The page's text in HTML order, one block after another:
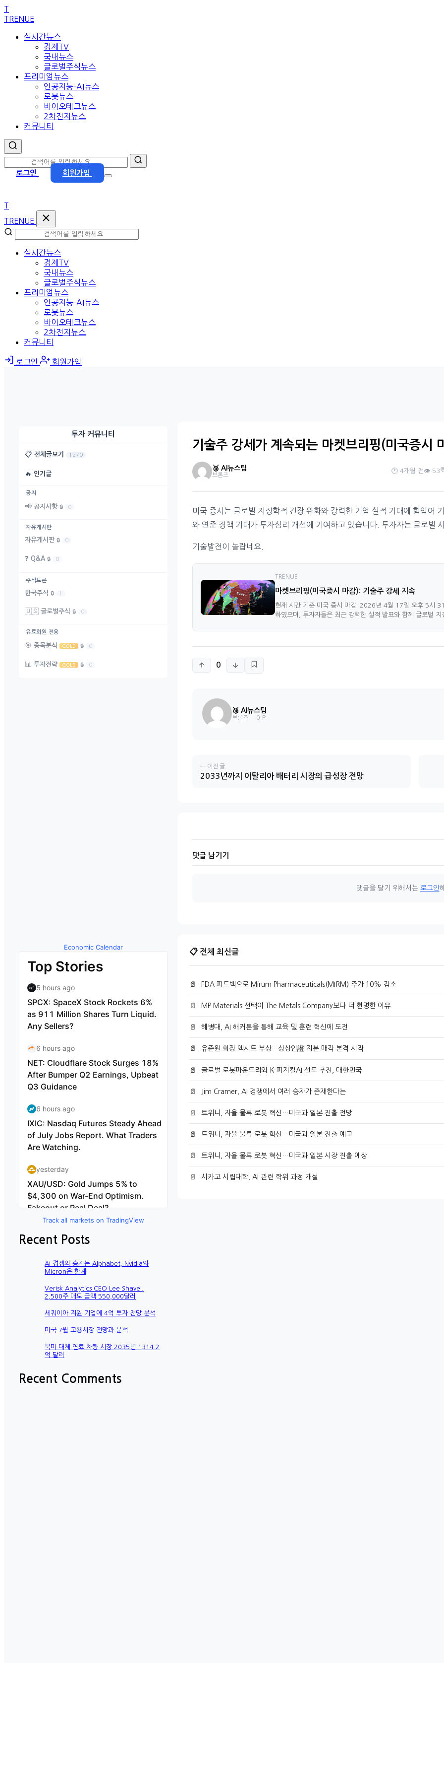
본
문
T
TRENUE
실시간뉴스
경제TV
국내뉴스
글로벌주식뉴스
프리미엄뉴스
인공지능-AI뉴스
로봇뉴스
바이오테크뉴스
2차전지뉴스
커뮤니티
로그인 회원가입
T
TRENUE
실시간뉴스
경제TV
국내뉴스
글로벌주식뉴스
프리미엄뉴스
인공지능-AI뉴스
로봇뉴스
바이오테크뉴스
2차전지뉴스
커뮤니티
로그인 회원가입
투자 커뮤니티
📋 전체글보기 1270
🔥 인기글
공지
📢 공지사항 🔒 0
자유게시판
자유게시판 🔒 0
❓ Q&A 🔒 0
주식토론
한국주식 🔒 1
🇺🇸 글로벌주식 🔒 0
유료회원 전용
🎯 종목분석 GOLD 🔒 0
📊 투자전략 GOLD 🔒 0
Economic Calendar
by TradingView
Track all markets on TradingView
Recent Posts
AI 경쟁의 승자는 Alphabet, Nvidia와
Micron은 한계
Verisk Analytics CEO Lee Shavel,
2,500주 매도 금액 550,000달러
세쿼이아 지원 기업에 4억 투자 전망 분석
미국 7월 고용시장 전망과 분석
북미 대체 연료 차량 시장 2035년 1314.2
억 달러
Recent Comments
기술주 강세가 계속되는 마켓브리핑(미국증시
🥉 AI뉴스팀
브론즈
🕐 4개월 전👁️ 53
미국 증시는 글로벌 지정학적 긴장 완화와 강력한 기업 실적 기대에 힘입어
와 연준 정책 기대가 투자심리 개선에 기여하고 있습니다. 투자자는 글로벌
기술발전이 놀랍네요.
TRENUE
마켓브리핑(미국증시 마감): 기술주 강세 지속
현재 시간 기준 미국 증시 마감: 2026년 4월 17일 오후 5시
하였으며, 투자자들은 최근 강력한 실적 발표와 함께 글로벌 지
0
🥉 AI뉴스팀
브론즈 0 P
← 이전 글
2033년까지 이탈리아 배터리 시장의 급성장 전망
댓글 남기기
댓글을 달기 위해서는 로그인
📋 전체 최신글
📄 FDA 피드백으로 Mirum Pharmaceuticals(MIRM) 주가 10% 감소
📄 MP Materials 선택이 The Metals Company보다 더 현명한 이유
📄 해병대, AI 해커톤을 통해 교육 및 훈련 혁신에 도전
📄 유준원 회장 엑시트 부상…상상인證 지분 매각 본격 시작
📄 글로벌 로봇파운드리와 K-피지컬AI 선도 추진, 대한민국
📄 Jim Cramer, AI 경쟁에서 여러 승자가 존재한다는
📄 트위니, 자율 물류 로봇 혁신…미국과 일본 진출 전망
📄 트위니, 자율 물류 로봇 혁신…미국과 일본 진출 예고
📄 트위니, 자율 물류 로봇 혁신…미국과 일본 시장 진출 예상
📄 시카고 시립대학, AI 관련 학위 과정 개설